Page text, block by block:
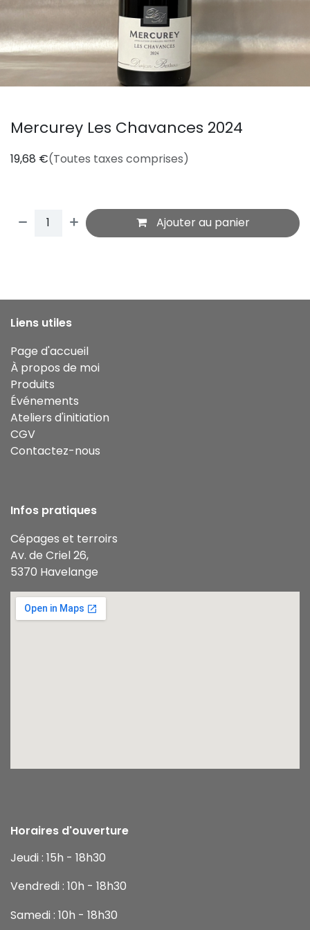
Mercurey Les Chavances 2024
19,68 €(Toutes taxes comprises)
Ajouter au panier
Liens utiles
Page d'accueil
À propos de moi
Produits
Événements
Ateliers d'initiation
CGV
Contactez-nous
Infos pratiques
Cépages et terroirs
Av. de Criel 26,
5370 Havelange
Horaires d'ouverture
Jeudi : 15h - 18h30
Vendredi : 10h - 18h30
Samedi : 10h - 18h30